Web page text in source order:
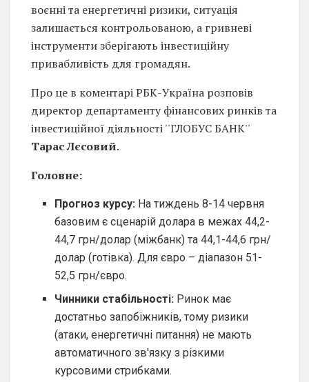
воєнні та енергетичні ризики, ситуація
залишається контрольованою, а гривневі
інструменти зберігають інвестиційну
привабливість для громадян.
Про це в коментарі РБК-Україна розповів
директор департаменту фінансових ринків та
інвестиційної діяльності ''ГЛОБУС БАНК''
Тарас Лєсовий.
Головне:
Прогноз курсу: На тиждень 8-14 червня
базовим є сценарій долара в межах 44,2-
44,7 грн/долар (міжбанк) та 44,1-44,6 грн/
долар (готівка). Для євро – діапазон 51-
52,5 грн/євро.
Чинники стабільності: Ринок має
достатньо запобіжників, тому ризики
(атаки, енергетичні питання) не мають
автоматичного зв'язку з різкими
курсовими стрибками.